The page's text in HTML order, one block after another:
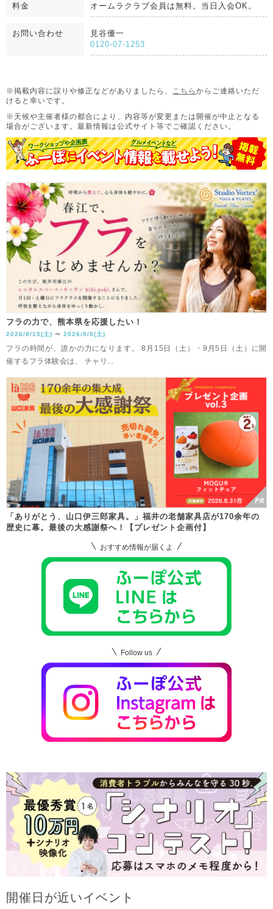
料金 オームラクラブ会員は無料。当日入会OK。
お問い合わせ
見谷優一
0120-07-1253
※掲載内容に誤りや修正などがありましたら、 こちら からご連絡いただ
けると幸いです。
※天候や主催者様の都合により、内容等が変更または開催が中止となる
場合がございます。 最新情報は公式サイト等でご確認ください。
フラの力で、熊本県を応援したい！
2026/8/15(土) 〜 2026/9/5(土)
フラの時間が、誰かの力になります。 8月15日（土）・9月5日（土）に開
催するフラ体験会は、 チャリ...
「ありがとう、山口伊三郎家具。」福井の老舗家具店が170余年の
歴史に幕。最後の大感謝祭へ！【プレゼント企画付】
おすすめ情報が届くよ
Follow us
開催日が近いイベント